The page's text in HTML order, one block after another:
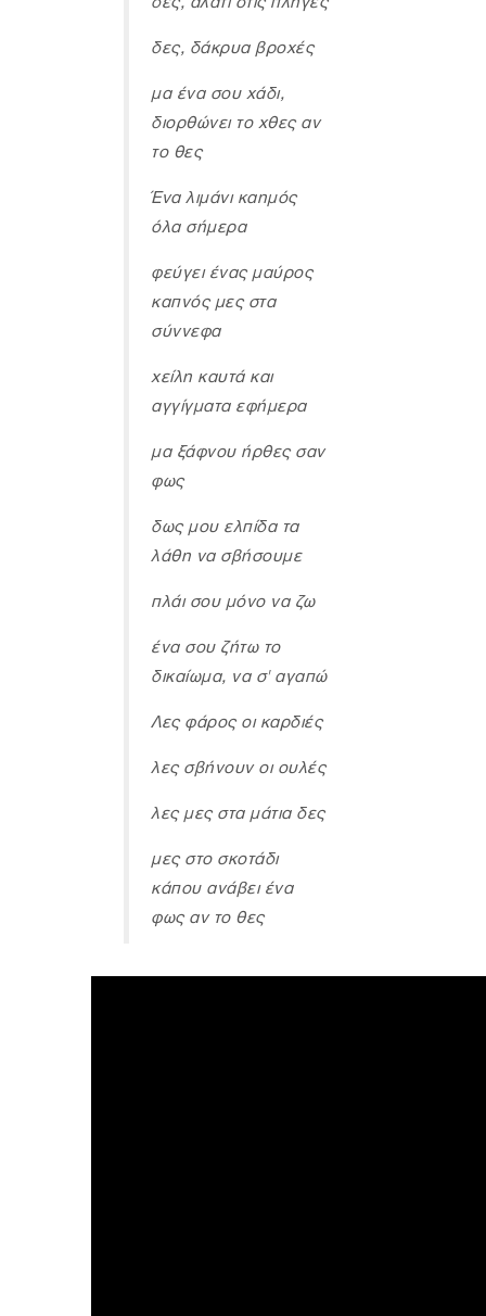
δες, δάκρυα βροχές
μα ένα σου χάδι,
διορθώνει το χθες αν
το θες
Ένα λιμάνι καημός
όλα σήμερα
φεύγει ένας μαύρος
καπνός μες στα
σύννεφα
χείλη καυτά και
αγγίγματα εφήμερα
μα ξάφνου ήρθες σαν
φως
δως μου ελπίδα τα
λάθη να σβήσουμε
πλάι σου μόνο να ζω
ένα σου ζήτω το
δικαίωμα, να σ' αγαπώ
Λες φάρος οι καρδιές
λες σβήνουν οι ουλές
λες μες στα μάτια δες
μες στο σκοτάδι
κάπου ανάβει ένα
φως αν το θες